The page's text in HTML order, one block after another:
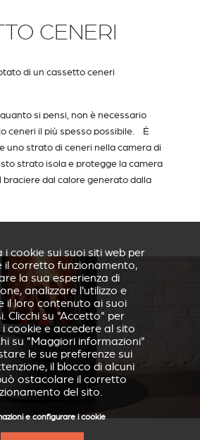
CENERI
di un cassetto ceneri
si pensi, non è necessario
ceneri il più spesso possibile. È
uno strato di ceneri nella camera di
strato isola e protegge la camera
braciere dal calore generato dalla
i cookie sui suoi siti web per
il corretto funzionamento,
la sua esperienza di
analizzare l'utilizzo e
il loro contenuto ai suoi
Clicchi su "Accetto" per
cookie e accedere al sito
su "Maggiori informazioni"
le sue preferenze sui
il blocco di alcuni
ostacolare il corretto
del sito.
e configurare i cookie